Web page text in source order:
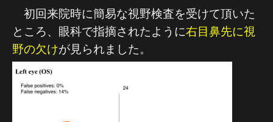
初回来院時に簡易な視野検査を受けて頂いた
ところ、眼科で指摘されたように右目鼻先に視
野の欠けが見られました。